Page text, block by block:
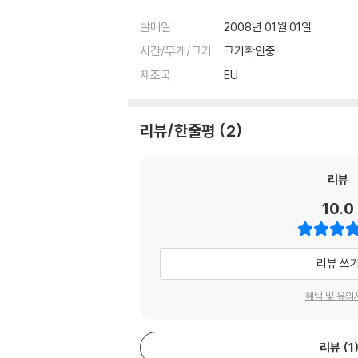
발매일
2008년 01월 01일
시간/무게/크기
크기확인중
제조국
EU
리뷰/한줄평 2
리뷰
10.0
리뷰 쓰기
혜택 및 유의
리뷰 1